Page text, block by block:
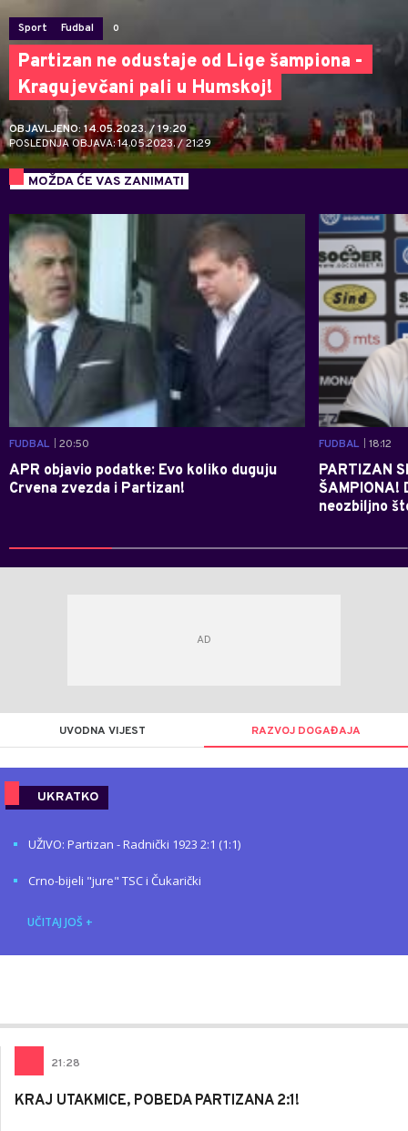
Sport Fudbal 0
Partizan ne odustaje od Lige šampiona -
Kragujevčani pali u Humskoj!
OBJAVLJENO: 14.05.2023. / 19:20
POSLEDNJA OBJAVA: 14.05.2023. / 21:29
MOŽDA ĆE VAS ZANIMATI
FUDBAL | 20:50
APR objavio podatke: Evo koliko duguju
Crvena zvezda i Partizan!
FUDBAL | 18:12
PARTIZAN
ŠAMPIONA!
neozbiljno
UVODNA VIJEST RAZVOJ DOGAĐAJA
21:28
KRAJ UTAKMICE, POBEDA PARTIZANA 2:1!
UKRATKO
UŽIVO: Partizan - Radnički 1923 2:1 (1:1)
Crno-bijeli "jure" TSC i Čukarički
UČITAJ JOŠ +